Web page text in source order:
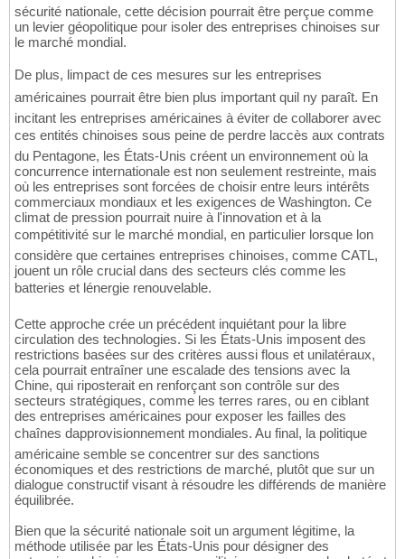
sécurité nationale, cette décision pourrait être perçue comme
un levier géopolitique pour isoler des entreprises chinoises sur
le marché mondial.
De plus, limpact de ces mesures sur les entreprises
américaines pourrait être bien plus important quil ny paraît. En
incitant les entreprises américaines à éviter de collaborer avec
ces entités chinoises sous peine de perdre laccès aux contrats
du Pentagone, les États-Unis créent un environnement où la
concurrence internationale est non seulement restreinte, mais
où les entreprises sont forcées de choisir entre leurs intérêts
commerciaux mondiaux et les exigences de Washington. Ce
climat de pression pourrait nuire à l'innovation et à la
compétitivité sur le marché mondial, en particulier lorsque lon
considère que certaines entreprises chinoises, comme CATL,
jouent un rôle crucial dans des secteurs clés comme les
batteries et lénergie renouvelable.
Cette approche crée un précédent inquiétant pour la libre
circulation des technologies. Si les États-Unis imposent des
restrictions basées sur des critères aussi flous et unilatéraux,
cela pourrait entraîner une escalade des tensions avec la
Chine, qui riposterait en renforçant son contrôle sur des
secteurs stratégiques, comme les terres rares, ou en ciblant
des entreprises américaines pour exposer les failles des
chaînes dapprovisionnement mondiales. Au final, la politique
américaine semble se concentrer sur des sanctions
économiques et des restrictions de marché, plutôt que sur un
dialogue constructif visant à résoudre les différends de manière
équilibrée.
Bien que la sécurité nationale soit un argument légitime, la
méthode utilisée par les États-Unis pour désigner des